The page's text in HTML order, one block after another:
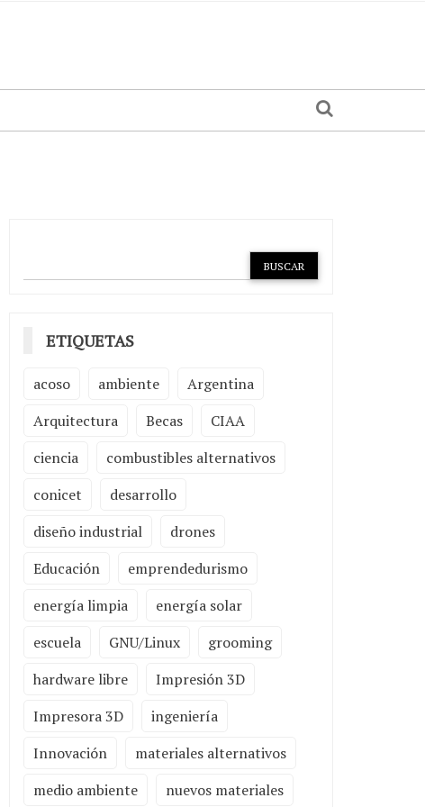
ETIQUETAS
acoso ambiente
Argentina
Arquitectura
Becas
CIAA
ciencia
combustibles alternativos
conicet
desarrollo
diseño industrial
drones
Educación
emprendedurismo
energía limpia
energía solar
escuela
GNU/Linux
grooming
hardware libre
Impresión 3D
Impresora 3D
ingeniería
Innovación
materiales alternativos
medio ambiente
nuevos materiales